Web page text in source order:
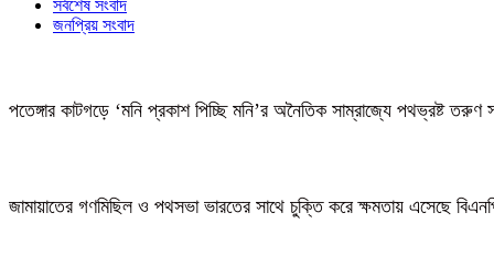
সর্বশেষ সংবাদ
জনপ্রিয় সংবাদ
পতেঙ্গার কাটগড়ে ‘মনি প্রকাশ পিচ্ছি মনি’র অনৈতিক সাম্রাজ্যে পথভ্রষ্ট তরুণ
জামায়াতের গণমিছিল ও পথসভা ভারতের সাথে চুক্তি করে ক্ষমতায় এসেছে